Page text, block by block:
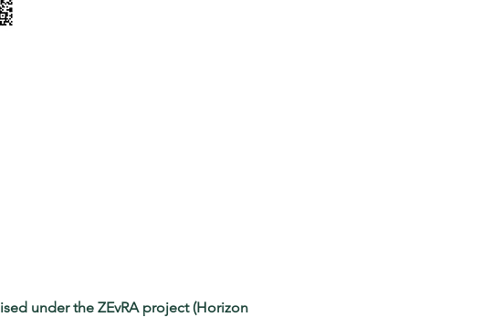
under the ZEvRA project (Horizon